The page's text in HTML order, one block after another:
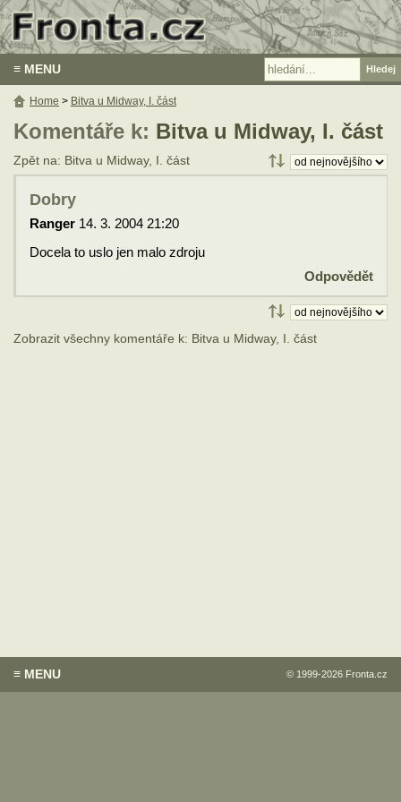
≡ MENU
Komentáře k: Bitva u Midway, I. část
Zpět na: Bitva u Midway, I. část
Dobry
Ranger 14. 3. 2004 21:20
Docela to uslo jen malo zdroju
Odpovědět
Zobrazit všechny komentáře k: Bitva u Midway, I. část
Home > Bitva u Midway, I. část
© 1999-2026 Fronta.cz
≡ MENU